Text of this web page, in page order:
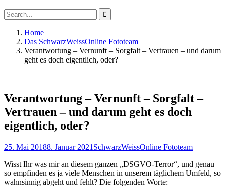
Search
Search
for:
Home
Das SchwarzWeissOnline Fototeam
Verantwortung – Vernunft – Sorgfalt – Vertrauen – und darum
geht es doch eigentlich, oder?
Verantwortung – Vernunft – Sorgfalt –
Vertrauen – und darum geht es doch
eigentlich, oder?
25. Mai 20188. Januar 2021 SchwarzWeissOnline Fototeam
Wisst Ihr was mir an diesem ganzen „DSGVO-Terror“, und genau
so empfinden es ja viele Menschen in unserem täglichem Umfeld, so
wahnsinnig abgeht und fehlt? Die folgenden Worte: